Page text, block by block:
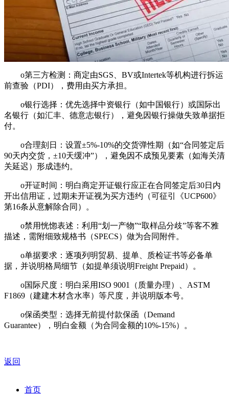
o第三方检测：商定由SGS、BV或Intertek等机构进行拆运
前查验（PDI），费用由买方承担。
o银行选择：优先选择中资银行（如中国银行）或国际出
名银行（如汇丰、德意志银行），避免因银行操做失致单据拒
付。
o合理刻日：设置±5%-10%的交货弹性期（如“合同签定后
90天内交货，±10天缓冲”），避免因不成预见要素（如海关清
关延迟）形成违约。
o开证时间：明白商定开证银行应正在合同签定后30日内
开出信用证，过期未开证视为买方违约（可征引《UCP600》
第16条从意解除合同）。
o禁用恍惚表述：利用“划一产物”“取样品分歧”等客不雅
描述，需附细致规格书（SPECS）做为合同附件。
o单据要求：逐项列明贸易、提单、质检证书等必备单
据，并说明格局细节（如提单须说明Freight Prepaid）。
o国际尺度：明白采用ISO 9001（质量办理）、ASTM
F1869（建建木材含水率）等尺度，并说明版本号。
o保函类型：选择无前提付款保函（Demand
Guarantee），明白金额（为合同金额的10%-15%）。
返回
首页